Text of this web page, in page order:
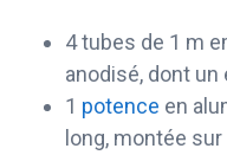
4 tubes de 1 m
anodisé, dont un
1 potence en
long, montée